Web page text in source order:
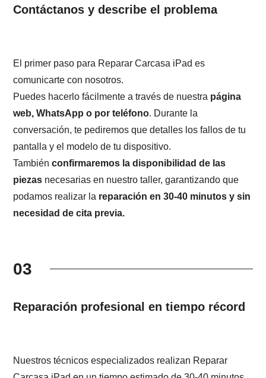
Contáctanos y describe el problema
El primer paso para Reparar Carcasa iPad es
comunicarte con nosotros.
Puedes hacerlo fácilmente a través de nuestra página
web, WhatsApp o por teléfono. Durante la
conversación, te pediremos que detalles los fallos de tu
pantalla y el modelo de tu dispositivo.
Tambiénconfirmaremos la disponibilidad de las
piezas necesarias en nuestro taller, garantizando que
podamos realizar la reparación en 30-40 minutos y sin
necesidad de cita previa.
03
Reparación profesional en tiempo récord
Nuestros técnicos especializados realizan Reparar